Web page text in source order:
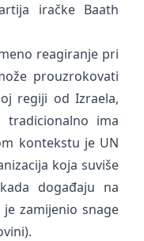
iračke Baath
reagiranje pri
prouzrokovati
regiji od Izraela,
ima
kontekstu je UN
koja suviše
događaju na
zamijenio snage